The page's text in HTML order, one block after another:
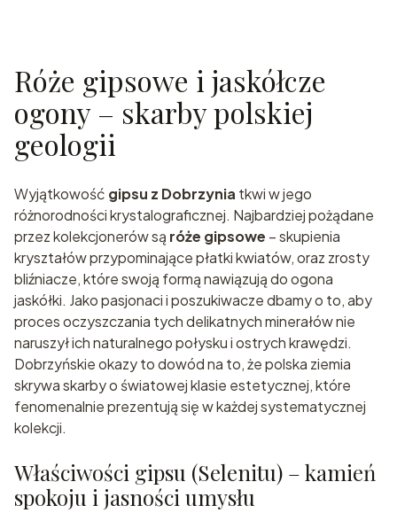
Róże gipsowe i jaskółcze
ogony – skarby polskiej
geologii
Wyjątkowość gipsu z Dobrzynia tkwi w jego
różnorodności krystalograficznej. Najbardziej pożądane
przez kolekcjonerów są róże gipsowe – skupienia
kryształów przypominające płatki kwiatów, oraz zrosty
bliźniacze, które swoją formą nawiązują do ogona
jaskółki. Jako pasjonaci i poszukiwacze dbamy o to, aby
proces oczyszczania tych delikatnych minerałów nie
naruszył ich naturalnego połysku i ostrych krawędzi.
Dobrzyńskie okazy to dowód na to, że polska ziemia
skrywa skarby o światowej klasie estetycznej, które
fenomenalnie prezentują się w każdej systematycznej
kolekcji.
Właściwości gipsu (Selenitu) – kamień
spokoju i jasności umysłu